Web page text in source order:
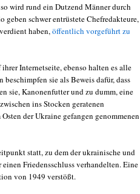
wird rund ein Dutzend Männer durch
schwer entrüstete Chefredakteure,
haben, öffentlich vorgeführt zu
Internetseite, ebenso halten es alle
beschimpfen sie als Beweis dafür, dass
sie, Kanonenfutter und zu dumm, eine
ins Stocken geratenen
der Ukraine gefangen genommenen
statt, zu dem der ukrainische und
Friedensschluss verhandelten. Eine
von 1949 verstößt.